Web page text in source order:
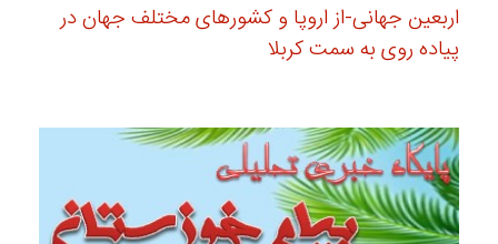
اربعین جهانی-از اروپا و کشورهای مختلف جهان در
پیاده روی به سمت کربلا